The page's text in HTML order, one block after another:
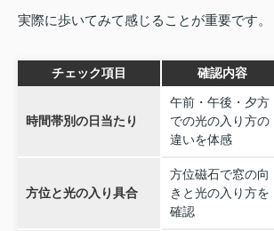
実際に歩いてみて感じることが重要です。
チェック項目 確認内容
時間帯別の日当たり
午前・午後・夕方
での光の入り方の
違いを体感
方位と光の入り具合
方位磁石で窓の向
きと光の入り方を
確認